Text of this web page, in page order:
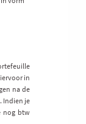
in
na de
. Indien je
nog btw